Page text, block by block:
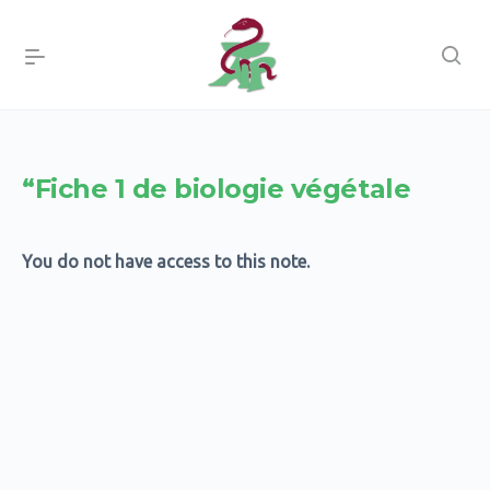
“Fiche 1 de biologie végétale
You do not have access to this note.